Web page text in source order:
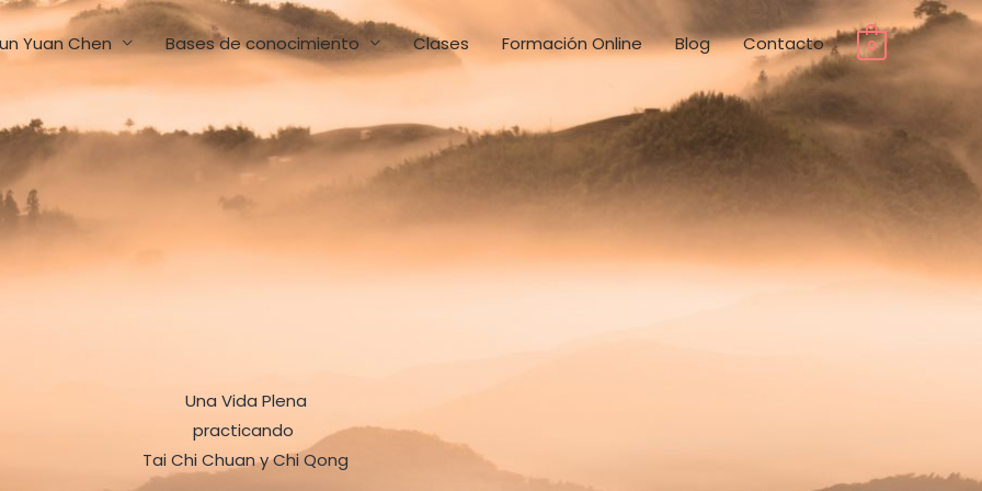
Yuan Chen Bases de conocimiento Clases Formación Online Blog Contacto 0
Una Vida Plena
practicando
Tai Chi Chuan y Chi Qong